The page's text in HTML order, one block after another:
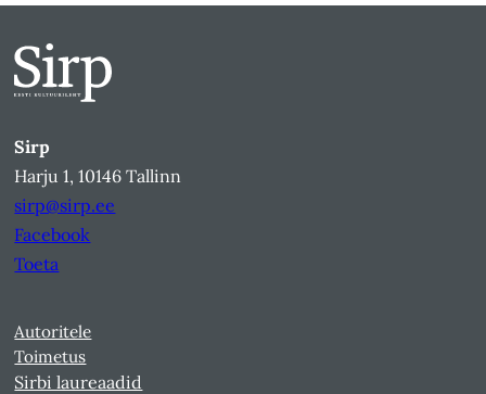
Sirp
Harju 1, 10146 Tallinn
sirp@sirp.ee
Facebook
Toeta
Autoritele
Toimetus
Sirbi laureaadid